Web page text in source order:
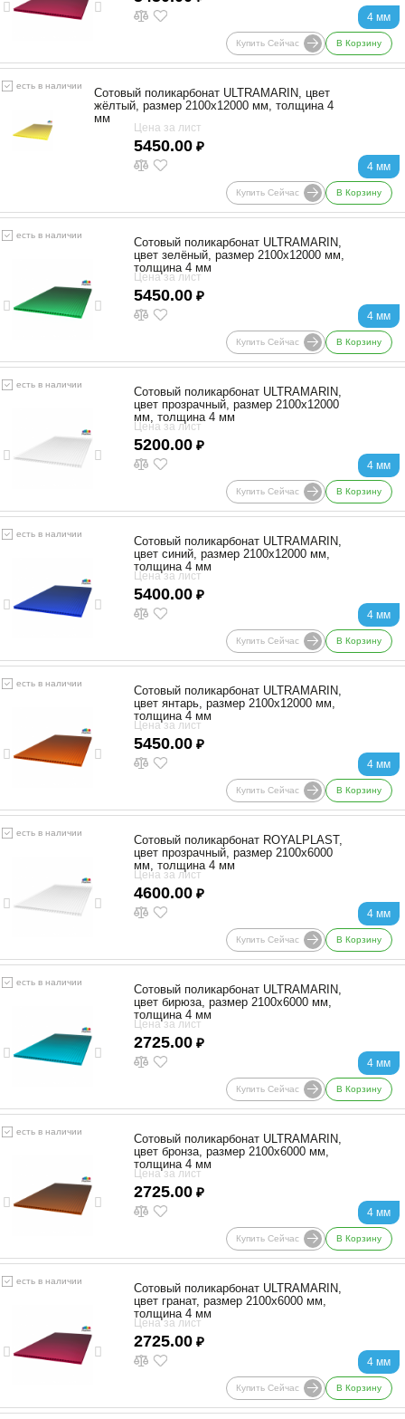
4 мм
Купить Сейчас В Корзину
есть в наличии
4 мм
Сотовый поликарбонат ULTRAMARIN, цвет
жёлтый, размер 2100x12000 мм, толщина 4
мм
Цена за лист
5450.00 ₽
Купить Сейчас В Корзину
есть в наличии
4 мм
Сотовый поликарбонат ULTRAMARIN,
цвет зелёный, размер 2100x12000 мм,
толщина 4 мм
Цена за лист
5450.00 ₽
Купить Сейчас В Корзину
есть в наличии
4 мм
Сотовый поликарбонат ULTRAMARIN,
цвет прозрачный, размер 2100x12000
мм, толщина 4 мм
Цена за лист
5200.00 ₽
Купить Сейчас В Корзину
есть в наличии
4 мм
Сотовый поликарбонат ULTRAMARIN,
цвет синий, размер 2100x12000 мм,
толщина 4 мм
Цена за лист
5400.00 ₽
Купить Сейчас В Корзину
есть в наличии
4 мм
Сотовый поликарбонат ULTRAMARIN,
цвет янтарь, размер 2100x12000 мм,
толщина 4 мм
Цена за лист
5450.00 ₽
Купить Сейчас В Корзину
есть в наличии
4 мм
Сотовый поликарбонат ROYALPLAST,
цвет прозрачный, размер 2100x6000
мм, толщина 4 мм
Цена за лист
4600.00 ₽
Купить Сейчас В Корзину
есть в наличии
4 мм
Сотовый поликарбонат ULTRAMARIN,
цвет бирюза, размер 2100x6000 мм,
толщина 4 мм
Цена за лист
2725.00 ₽
Купить Сейчас В Корзину
есть в наличии
4 мм
Сотовый поликарбонат ULTRAMARIN,
цвет бронза, размер 2100x6000 мм,
толщина 4 мм
Цена за лист
2725.00 ₽
Купить Сейчас В Корзину
есть в наличии
4 мм
Сотовый поликарбонат ULTRAMARIN,
цвет гранат, размер 2100x6000 мм,
толщина 4 мм
Цена за лист
2725.00 ₽
Купить Сейчас В Корзину